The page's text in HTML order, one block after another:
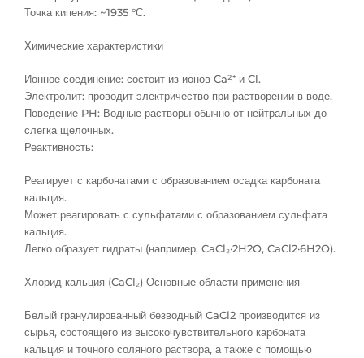
Точка кипения: ~1935 °С.
Химические характеристики
Ионное соединение: состоит из ионов Ca²⁺ и Cl.
Электролит: проводит электричество при растворении в воде.
Поведение PH: Водные растворы обычно от нейтральных до
слегка щелочных.
Реактивность:
Реагирует с карбонатами с образованием осадка карбоната
кальция.
Может реагировать с сульфатами с образованием сульфата
кальция.
Легко образует гидраты (например, CaCl₂·2H2O, CaCl2·6H2O).
Хлорид кальция (CaCl₂) Основные области применения
Белый гранулированный безводный CaCl2 производится из
сырья, состоящего из высокочувствительного карбоната
кальция и точного соляного раствора, а также с помощью